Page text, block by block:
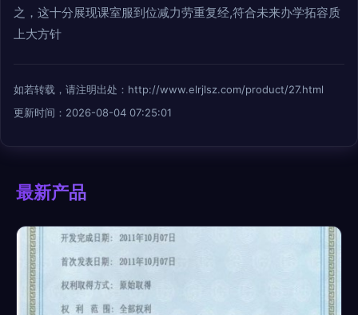
之，这十分展现课室服到位减力劳重复经,符合未来办学拓容质
上大方针
如若转载，请注明出处：http://www.elrjlsz.com/product/27.html
更新时间：2026-08-04 07:25:01
最新产品